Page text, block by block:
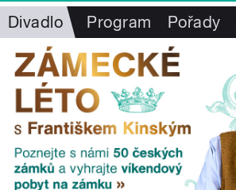
Divadlo Program Pořady